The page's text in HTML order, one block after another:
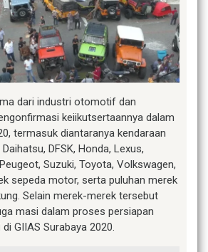
dari industri otomotif dan
keiikutsertaannya dalam
termasuk diantaranya kendaraan
DFSK, Honda, Lexus,
Suzuki, Toyota, Volkswagen,
sepeda motor, serta puluhan merek
Selain merek-merek tersebut
masi dalam proses persiapan
GIIAS Surabaya 2020.